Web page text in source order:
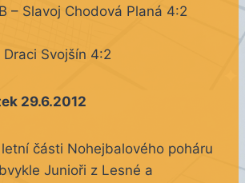
– Slavoj Chodová Planá 4:2
Draci Svojšín 4:2
29.6.2012
části Nohejbalového poháru
Junioři z Lesné a